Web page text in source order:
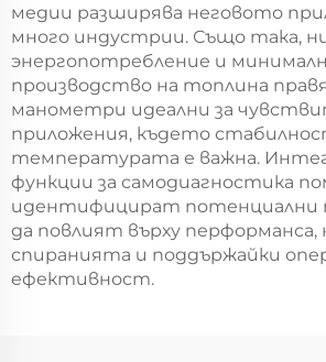
медии разширява неговото
много индустрии. Също така,
энергопотребление и
производство на топлина
манометри идеални за
приложения, където
температурата е важна.
функции за самодиагностика
идентифицират потенциални
да повлият върху перформанса,
спиранията и поддържайки
ефективност.